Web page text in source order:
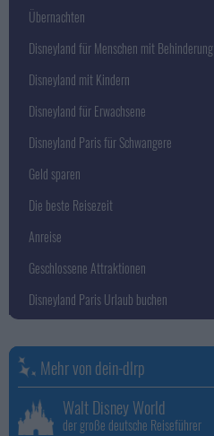
Übernachten
Disneyland für Menschen mit Behinderung
Disneyland mit Kindern
Disneyland für Erwachsene
Disneyland Paris für Schwangere
Geld sparen
Die beste Reisezeit
Anreise
Geschlossene Attraktionen
Disneyland Paris Urlaub buchen
Mehr von dein-dlrp
Walt Disney World
der große deutsche Reiseführer